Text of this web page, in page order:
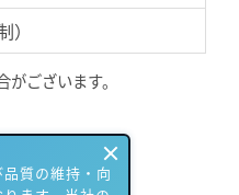
ございます。
質の維持・向